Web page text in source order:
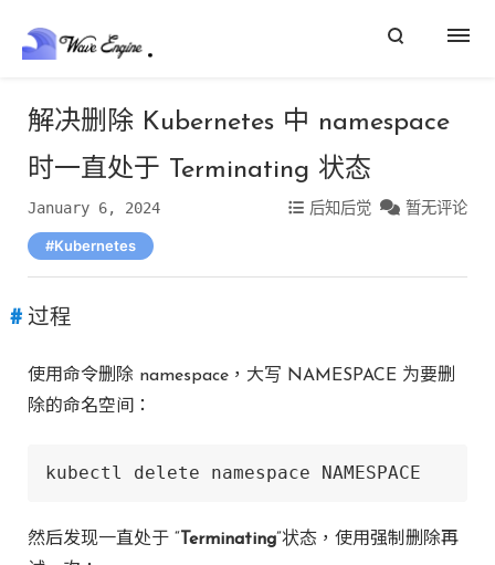
解决删除 Kubernetes 中 namespace
时一直处于 Terminating 状态
January 6, 2024 后知后觉 暂无评论
Kubernetes
过程
使用命令删除 namespace，大写 NAMESPACE 为要删
除的命名空间：
kubectl delete namespace NAMESPACE
然后发现一直处于 “ Terminating”状态，使用强制删除再